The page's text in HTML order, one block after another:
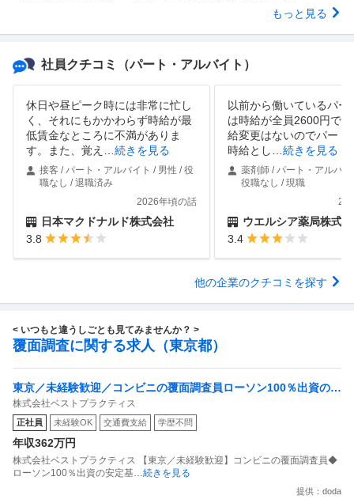
もっと見る
社員クチコミ （パート・アルバイト）
休日や昼ピーク時には非常に忙し
く、それにもかかわらず時給が最
低賃金なところに不満がありま
す。また、覚え
続きを見る
接客 / パート・アルバイト / 男性 / 役
職なし / 退職済み
2026年頃の話
日本マクドナルド株式会社
3.8
以前から働いているパー
は時給が全員2600円で
給変更はないのでパート
時給とし
続きを見る
薬剤師 / パート・アルバ
役職なし / 現職
ウエルシア薬局株式
3.4
他の企業のクチコミを探す
< いつもと違うしごとも見てみませんか？ >
覆面調査に関する求人（東京都）
東京／未経験歓迎／コンビニの覆面調査員ローソン100％出資の安
定基盤／月５日在宅／残業月10時間
株式会社ベストプラクティス
正社員 未経験OK 交通費支給 学歴不問
年収362万円
株式会社ベストプラクティス 【東京／未経験歓迎】コンビニの覆面調査員◆
ローソン100％出資の安定基 …続きを見る
提供：doda